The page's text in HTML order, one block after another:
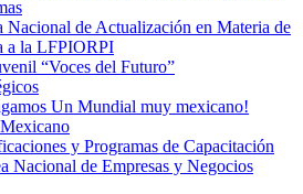
Nacional de Actualización en Materia de
a la LFPIORPI
“Voces del Futuro”
Un Mundial muy mexicano!
y Programas de Capacitación
Nacional de Empresas y Negocios